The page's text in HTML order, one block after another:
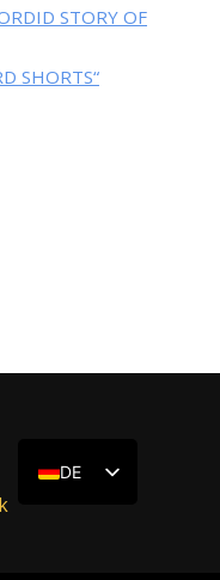
STORY OF
SHORTS“
DE